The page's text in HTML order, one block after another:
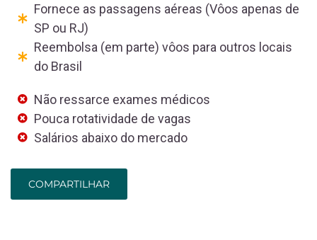
Fornece as passagens aéreas (Vôos apenas de
SP ou RJ)
Reembolsa (em parte) vôos para outros locais
do Brasil
Não ressarce exames médicos
Pouca rotatividade de vagas
Salários abaixo do mercado
COMPARTILHAR